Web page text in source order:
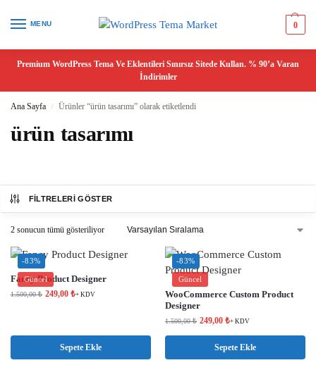
MENU 0
Premium WordPress Tema Ve Eklentileri Sınırsız Sitede Kullan. % 90’a Varan
İndirimler
Ana Sayfa / Ürünler “ürün tasarımı” olarak etiketlendi
ürün tasarımı
FILTRELERI GÖSTER
2 sonucun tümü gösteriliyor
-83%
Güncel
Fancy Product Designer
1.500,00₺ 249,00 ₺+ KDV
Sepete Ekle
-83%
Güncel
WooCommerce Custom Product
Designer
1.500,00₺ 249,00 ₺+ KDV
Sepete Ekle